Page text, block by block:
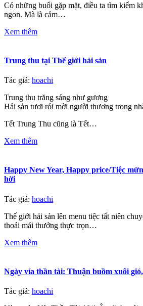
Có những buổi gặp mặt, điều ta tìm kiếm
ngon. Mà là cảm…
Xem thêm
Trung thu tại Thế giới hải sản
Tác giả: hoachi
Trung thu trăng sáng như gương
Hải sản tươi rói mời người thương trong
Tết Trung Thu cũng là Tết…
Xem thêm
Happy New Year, Happy price/Tiệc
hời
Tác giả: hoachi
Thế giới hải sản lên menu tiệc tất niên
thoải mái thưởng thực trọn…
Xem thêm
Ngày vía thần tài: Thuận buồm xuôi
Tác giả: hoachi